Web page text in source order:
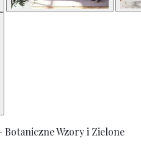
Botaniczne Wzory i Zielone